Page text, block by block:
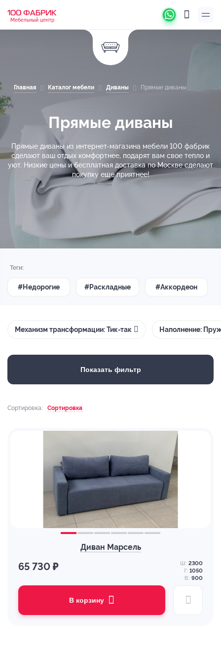
Мебельный центр
Главная Каталог мебели Диваны Прямые диваны
Прямые диваны
Прямые диваны из интернет-магазина мебели 100 фабрик
сделают ваш отдых комфортнее, подарят вам свое тепло и
уют. Низкие цены и бесплатная доставка по Москве сделают
покупку еще приятнее!
Теги:
#Недорогие #Раскладные #Аккордеон
Механизм трансформации: Тик-так Наполнение:
Показать фильтр
Сортировка: Сортировка
Диван Марсель
65 730 ₽ Ш: 2300
Г: 1050
В: 900
В корзину